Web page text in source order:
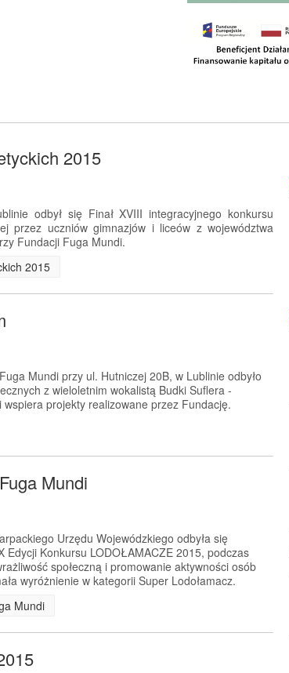
2015
odbył się Finał XVIII integracyjnego konkursu
przez uczniów gimnazjów i liceów z województwa
Fundacji Fuga Mundi.
2015
Mundi przy ul. Hutniczej 20B, w Lublinie odbyło
z wieloletnim wokalistą Budki Suflera -
projekty realizowane przez Fundację.
Mundi
Urzędu Wojewódzkiego odbyła się
Konkursu LODOŁAMACZE 2015, podczas
społeczną i promowanie aktywności osób
wyróżnienie w kategorii Super Lodołamacz.
Mundi